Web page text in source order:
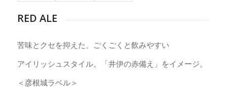
RED ALE
苦味とクセを抑えた、ごくごくと飲みやすい
アイリッシュスタイル。「井伊の赤備え」をイメージ。
＜彦根城ラベル＞